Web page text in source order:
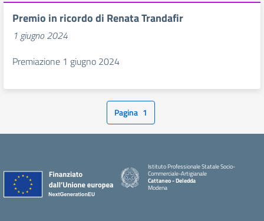
Premio in ricordo di Renata Trandafir
1 giugno 2024
Premiazione 1 giugno 2024
Pagina 1
Istituto Professionale Statale Socio-
Commerciale-Artigianale
Cattaneo - Deledda
Modena